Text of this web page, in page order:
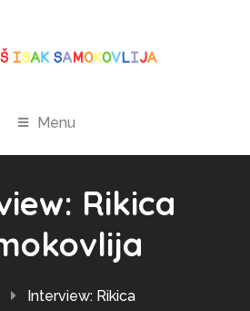
Menu
Rikica
Interview: Rikica